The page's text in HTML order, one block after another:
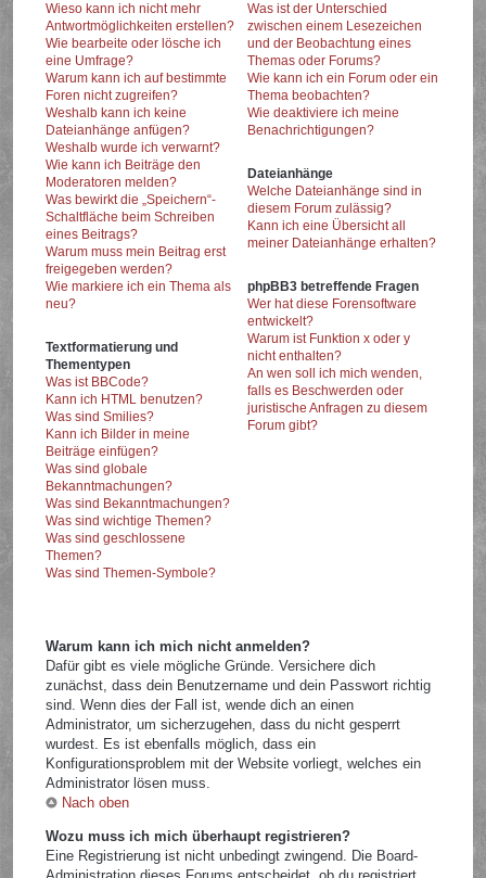
Wieso kann ich nicht mehr
Antwortmöglichkeiten erstellen?
Wie bearbeite oder lösche ich
eine Umfrage?
Warum kann ich auf bestimmte
Foren nicht zugreifen?
Weshalb kann ich keine
Dateianhänge anfügen?
Weshalb wurde ich verwarnt?
Wie kann ich Beiträge den
Moderatoren melden?
Was bewirkt die „Speichern“-
Schaltfläche beim Schreiben
eines Beitrags?
Warum muss mein Beitrag erst
freigegeben werden?
Wie markiere ich ein Thema als
neu?
Textformatierung und
Thementypen
Was ist BBCode?
Kann ich HTML benutzen?
Was sind Smilies?
Kann ich Bilder in meine
Beiträge einfügen?
Was sind globale
Bekanntmachungen?
Was sind Bekanntmachungen?
Was sind wichtige Themen?
Was sind geschlossene
Themen?
Was sind Themen-Symbole?
Was ist der Unterschied
zwischen einem Lesezeichen
und der Beobachtung eines
Themas oder Forums?
Wie kann ich ein Forum oder ein
Thema beobachten?
Wie deaktiviere ich meine
Benachrichtigungen?
Dateianhänge
Welche Dateianhänge sind in
diesem Forum zulässig?
Kann ich eine Übersicht all
meiner Dateianhänge erhalten?
phpBB3 betreffende Fragen
Wer hat diese Forensoftware
entwickelt?
Warum ist Funktion x oder y
nicht enthalten?
An wen soll ich mich wenden,
falls es Beschwerden oder
juristische Anfragen zu diesem
Forum gibt?
Warum kann ich mich nicht anmelden?
Dafür gibt es viele mögliche Gründe. Versichere dich
zunächst, dass dein Benutzername und dein Passwort richtig
sind. Wenn dies der Fall ist, wende dich an einen
Administrator, um sicherzugehen, dass du nicht gesperrt
wurdest. Es ist ebenfalls möglich, dass ein
Konfigurationsproblem mit der Website vorliegt, welches ein
Administrator lösen muss.
Nach oben
Wozu muss ich mich überhaupt registrieren?
Eine Registrierung ist nicht unbedingt zwingend. Die Board-